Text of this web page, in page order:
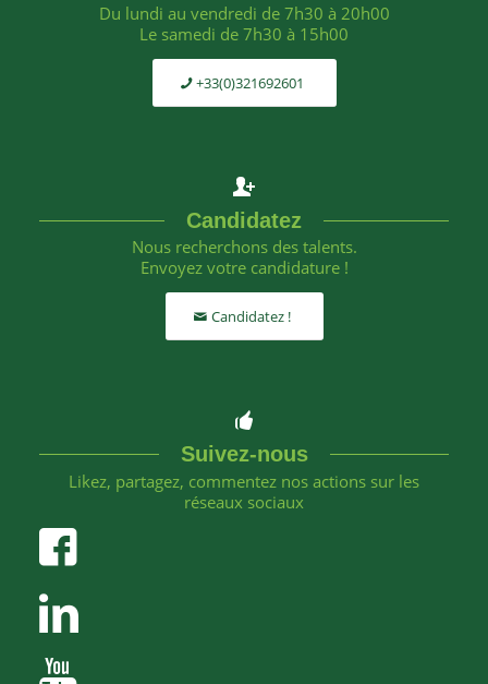
Du lundi au vendredi de 7h30 à 20h00
Le samedi de 7h30 à 15h00
+33(0)321692601
Candidatez
Nous recherchons des talents.
Envoyez votre candidature !
Candidatez !
Suivez-nous
Likez, partagez, commentez nos actions sur les
réseaux sociaux